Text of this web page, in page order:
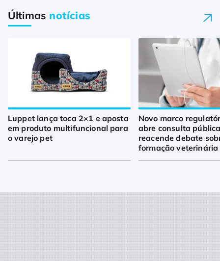
Últimas notícias
Luppet lança toca 2×1 e aposta
em produto multifuncional para
o varejo pet
Novo marco
abre consulta
reacende debate
formação veterinária